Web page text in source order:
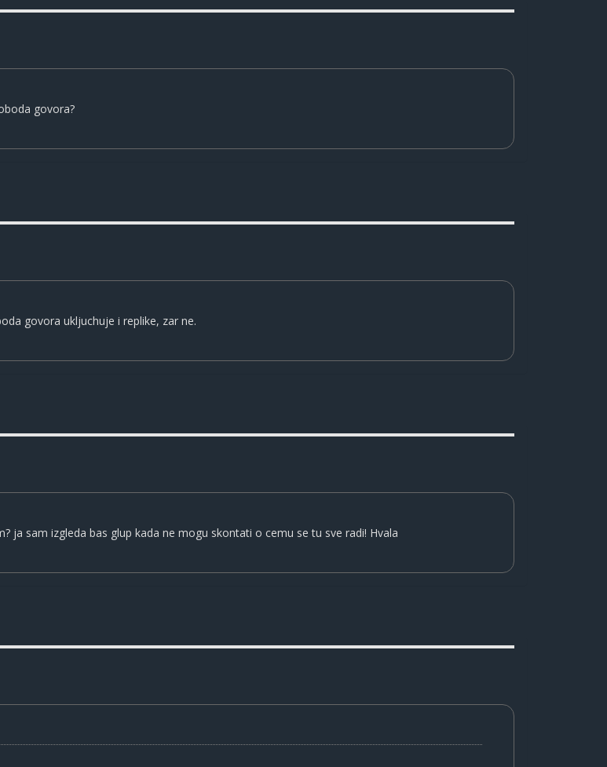
govora?
govora ukljuchuje i replike, zar ne.
sam izgleda bas glup kada ne mogu skontati o cemu se tu sve radi! Hvala